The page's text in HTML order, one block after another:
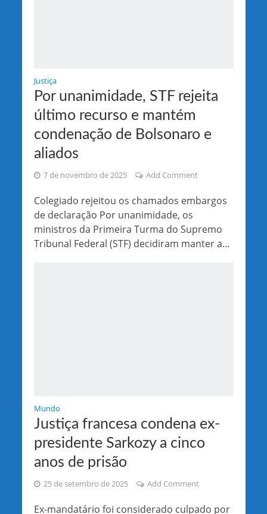
Justiça
Por unanimidade, STF rejeita
último recurso e mantém
condenação de Bolsonaro e
aliados
7 de novembro de 2025 Add Comment
Colegiado rejeitou os chamados embargos
de declaração Por unanimidade, os
ministros da Primeira Turma do Supremo
Tribunal Federal (STF) decidiram manter a...
Mundo
Justiça francesa condena ex-
presidente Sarkozy a cinco
anos de prisão
25 de setembro de 2025 Add Comment
Ex-mandatário foi considerado culpado por